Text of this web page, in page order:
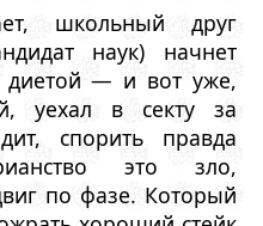
школьный друг
наук) начнет
диетой — и вот уже,
уехал в секту за
спорить правда
это зло,
по фазе. Который